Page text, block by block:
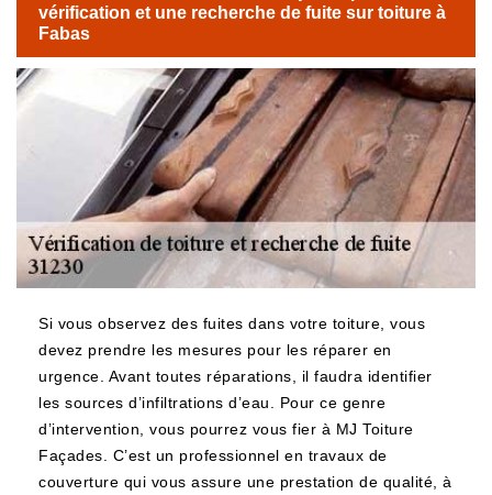
vérification et une recherche de fuite sur toiture à
Fabas
Si vous observez des fuites dans votre toiture, vous
devez prendre les mesures pour les réparer en
urgence. Avant toutes réparations, il faudra identifier
les sources d’infiltrations d’eau. Pour ce genre
d’intervention, vous pourrez vous fier à MJ Toiture
Façades. C’est un professionnel en travaux de
couverture qui vous assure une prestation de qualité, à